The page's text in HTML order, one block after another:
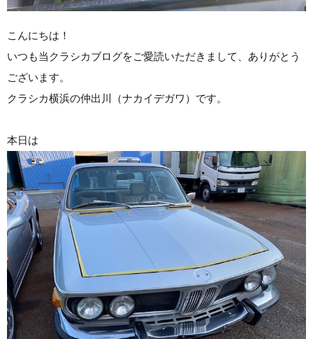
こんにちは！
いつも当クラシカブログをご愛読いただきまして、ありがとう
ございます。
クラシカ横浜の仲出川（ナカイデガワ）です。
本日は